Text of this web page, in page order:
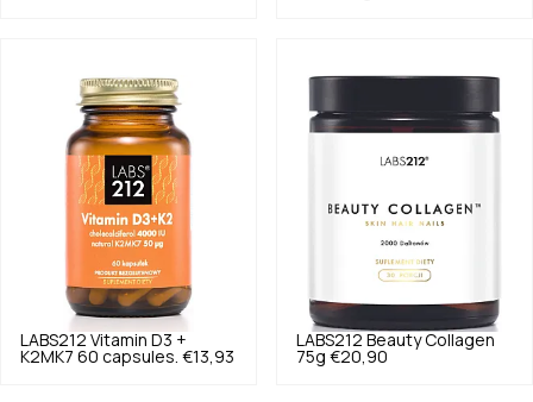
LABS212 Vitamin D3 +
K2MK7 60 capsules. €13,93
LABS212 Beauty Collagen
75g €20,90